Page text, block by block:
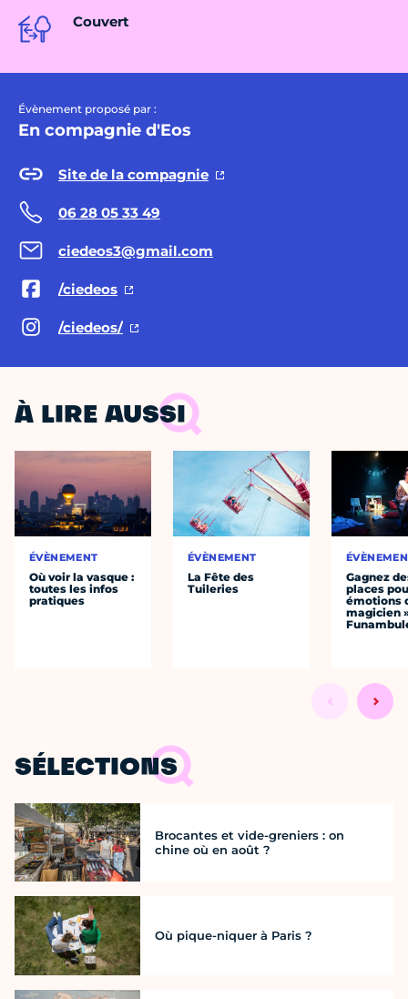
Couvert
Évènement proposé par :
En compagnie d'Eos
Site de la compagnie
06 28 05 33 49
ciedeos3@gmail.com
/ciedeos
/ciedeos/
À LIRE AUSSI
ÉVÈNEMENT
Où voir la vasque :
toutes les infos
pratiques
ÉVÈNEMENT
La Fête des
Tuileries
Gagnez
places
émotions
magicien
SÉLECTIONS
Brocantes et vide-greniers : on
chine où en août ?
Où pique-niquer à Paris ?